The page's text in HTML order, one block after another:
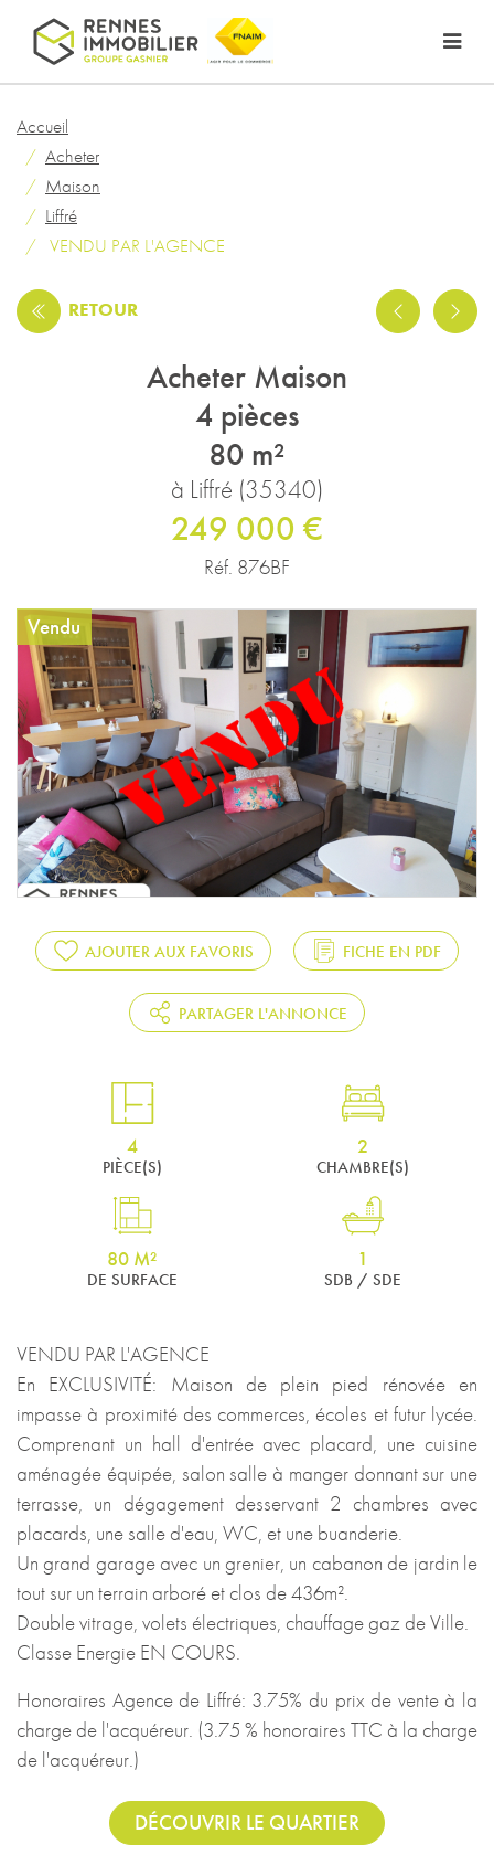
Accueil
Acheter
Maison
Liffré
VENDU PAR L'AGENCE
RETOUR
Acheter Maison
4 pièces
80 m²
à Liffré (35340)
249 000 €
Réf. 876BF
Vendu
AJOUTER AUX FAVORIS FICHE EN PDF
PARTAGER L'ANNONCE
4
PIÈCE(S)
2
CHAMBRE(S)
80 M²
DE SURFACE
1
SDB / SDE
VENDU PAR L'AGENCE
En EXCLUSIVITÉ: Maison de plein pied rénovée en
impasse à proximité des commerces, écoles et futur lycée.
Comprenant un hall d'entrée avec placard, une cuisine
aménagée équipée, salon salle à manger donnant sur une
terrasse, un dégagement desservant 2 chambres avec
placards, une salle d'eau, WC, et une buanderie.
Un grand garage avec un grenier, un cabanon de jardin le
tout sur un terrain arboré et clos de 436m².
Double vitrage, volets électriques, chauffage gaz de Ville.
Classe Energie EN COURS.
Honoraires Agence de Liffré: 3.75% du prix de vente à la
charge de l'acquéreur. (3.75 % honoraires TTC à la charge
de l'acquéreur.)
DÉCOUVRIR LE QUARTIER